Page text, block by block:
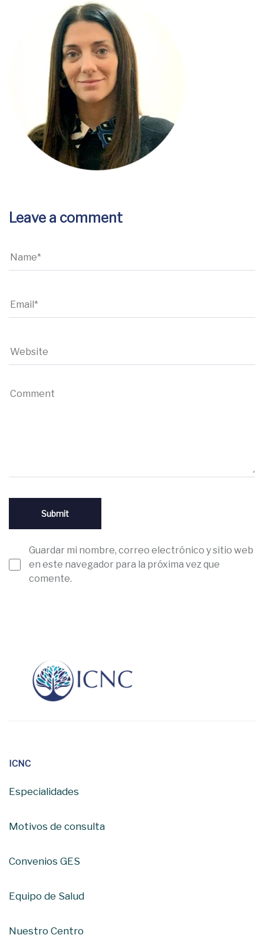
Leave a comment
Guardar mi nombre, correo electrónico y sitio web
en este navegador para la próxima vez que
comente.
ICNC
Especialidades
Motivos de consulta
Convenios GES
Equipo de Salud
Nuestro Centro